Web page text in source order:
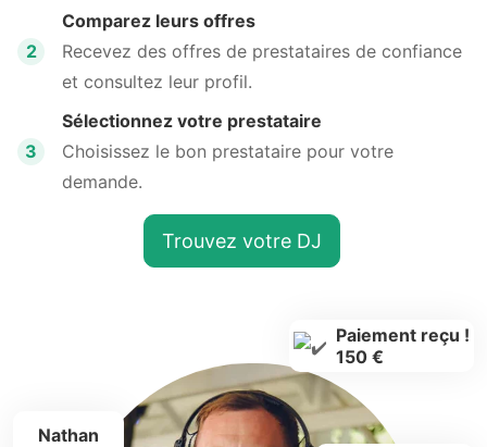
2
Comparez leurs offres
Recevez des offres de prestataires de confiance
et consultez leur profil.
3
Sélectionnez votre prestataire
Choisissez le bon prestataire pour votre
demande.
Trouvez votre DJ
Nathan
Paiement reçu !
150 €